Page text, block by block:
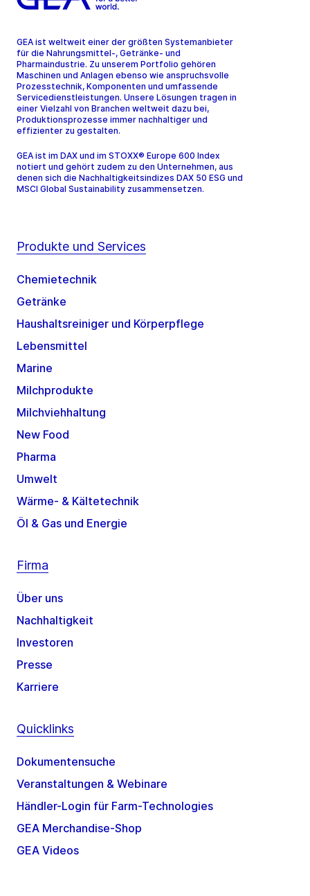
GEA ist weltweit einer der größten Systemanbieter
für die Nahrungsmittel-, Getränke- und
Pharmaindustrie. Zu unserem Portfolio gehören
Maschinen und Anlagen ebenso wie anspruchsvolle
Prozesstechnik, Komponenten und umfassende
Servicedienstleistungen. Unsere Lösungen tragen in
einer Vielzahl von Branchen weltweit dazu bei,
Produktionsprozesse immer nachhaltiger und
effizienter zu gestalten.
GEA ist im DAX und im STOXX® Europe 600 Index
notiert und gehört zudem zu den Unternehmen, aus
denen sich die Nachhaltigkeitsindizes DAX 50 ESG und
MSCI Global Sustainability zusammensetzen.
Produkte und Services
Chemietechnik
Getränke
Haushaltsreiniger und Körperpflege
Lebensmittel
Marine
Milchprodukte
Milchviehhaltung
New Food
Pharma
Umwelt
Wärme- & Kältetechnik
Öl & Gas und Energie
Firma
Über uns
Nachhaltigkeit
Investoren
Presse
Karriere
Quicklinks
Dokumentensuche
Veranstaltungen & Webinare
Händler-Login für Farm-Technologies
GEA Merchandise-Shop
GEA Videos